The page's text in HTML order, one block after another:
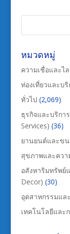
หมวดหมู่
ความเชื่อและไ
ท่องเที่ยวและบ
ทั่วไป (2,069)
ธุรกิจและบริกา
Services) (36)
ยานยนต์และขน
สุขภาพและควา
อสังหาริมทรัพย์
Decor) (30)
อุตสาหกรรมแล
เทคโนโลยีและ